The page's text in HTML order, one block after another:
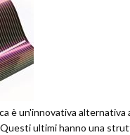
è un'innovativa alternativa
ultimi hanno una